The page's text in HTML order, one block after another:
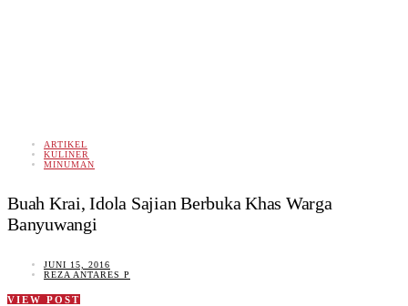
ARTIKEL
KULINER
MINUMAN
Buah Krai, Idola Sajian Berbuka Khas Warga
Banyuwangi
JUNI 15, 2016
REZA ANTARES P
VIEW POST